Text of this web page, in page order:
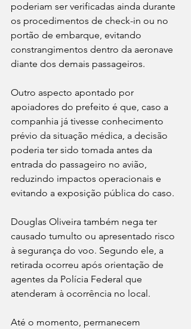
poderiam ser verificadas ainda durante
os procedimentos de check-in ou no
portão de embarque, evitando
constrangimentos dentro da aeronave
diante dos demais passageiros.
Outro aspecto apontado por
apoiadores do prefeito é que, caso a
companhia já tivesse conhecimento
prévio da situação médica, a decisão
poderia ter sido tomada antes da
entrada do passageiro no avião,
reduzindo impactos operacionais e
evitando a exposição pública do caso.
Douglas Oliveira também nega ter
causado tumulto ou apresentado risco
à segurança do voo. Segundo ele, a
retirada ocorreu após orientação de
agentes da Polícia Federal que
atenderam à ocorrência no local.
Até o momento, permanecem